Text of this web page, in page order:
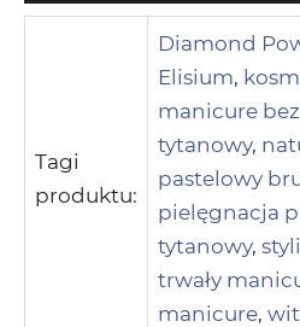
Tagi
produktu:
Diamond
Elisium,
manicure
tytanowy,
pastelowy
pielęgnacja
tytanowy,
trwały
manicure,